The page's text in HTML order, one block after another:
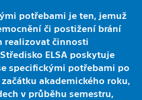
potřebami je ten, jemuž
či postižení brání
realizovat činnosti
ELSA poskytuje
specifickými potřebami po
akademického roku,
v průběhu semestru,